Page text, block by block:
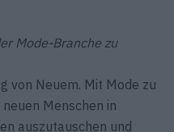
Mode-Branche zu
von Neuem. Mit Mode zu
Menschen in
auszutauschen und